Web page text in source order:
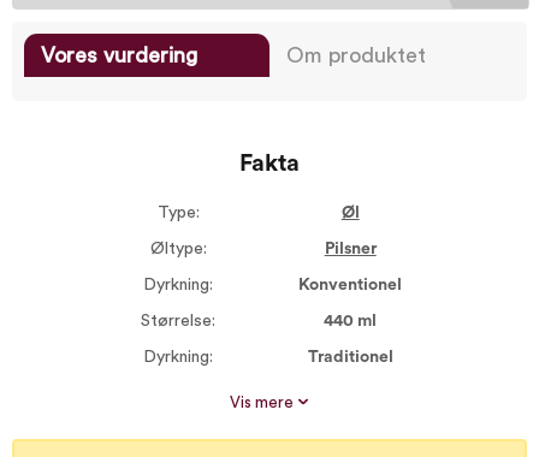
Vores vurdering Om produktet
Fakta
Type: Øl
Øltype: Pilsner
Dyrkning: Konventionel
Størrelse: 440 ml
Dyrkning: Traditionel
Vis mere